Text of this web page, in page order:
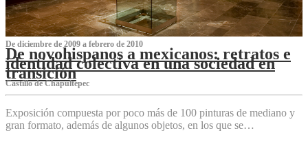
De diciembre de 2009 a febrero de 2010
De novohispanos a mexicanos: retratos e
identidad colectiva en una sociedad en
transición
Castillo de Chapultepec
Exposición compuesta por poco más de 100 pinturas de mediano y
gran formato, además de algunos objetos, en los que se…